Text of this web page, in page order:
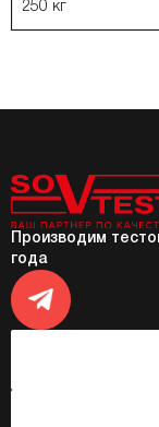
250 кг
Производим
года